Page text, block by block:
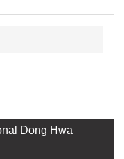
Dong Hwa